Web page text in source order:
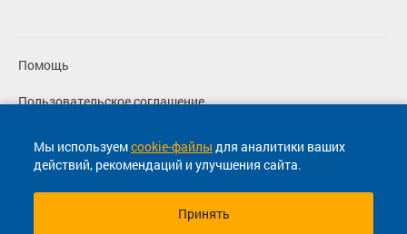
Мы используемcookie-файлы для аналитики ваших
действий, рекомендаций и улучшения сайта.
Принять
Помощь
Пользовательское соглашение
Политика конфиденциальности
Согласие на маркетинговые сообщения
© 2013-2026, ООО "Капитал"- Онлайн сервис продажи